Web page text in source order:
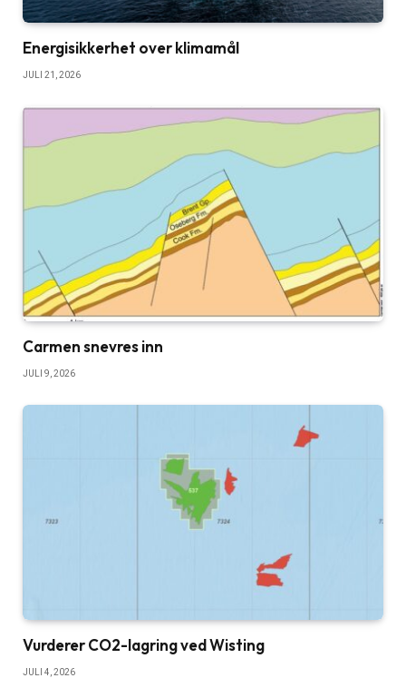
Energisikkerhet over klimamål
JULI 21, 2026
Carmen snevres inn
JULI 9, 2026
Vurderer CO2-lagring ved Wisting
JULI 4, 2026